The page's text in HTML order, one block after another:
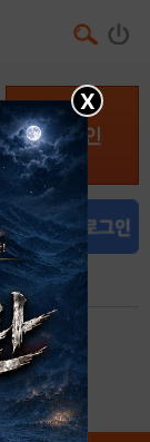
로그인
X